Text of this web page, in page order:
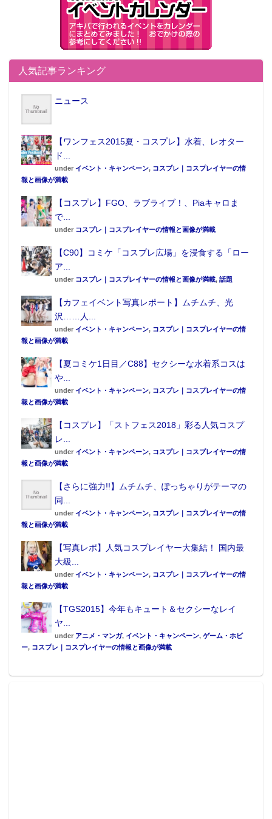
人気記事ランキング
ニュース
【ワンフェス2015夏・コスプレ】水着、レオター
ド...
under イベント・キャンペーン, コスプレ｜コスプレイヤーの情
報と画像が満載
【コスプレ】FGO、ラブライブ！、Piaキャロま
で...
under コスプレ｜コスプレイヤーの情報と画像が満載
【C90】コミケ「コスプレ広場」を浸食する「ロー
ア...
under コスプレ｜コスプレイヤーの情報と画像が満載, 話題
【カフェイベント写真レポート】ムチムチ、光
沢……人...
under イベント・キャンペーン, コスプレ｜コスプレイヤーの情
報と画像が満載
【夏コミケ1日目／C88】セクシーな水着系コスは
や...
under イベント・キャンペーン, コスプレ｜コスプレイヤーの情
報と画像が満載
【コスプレ】「ストフェス2018」彩る人気コスプ
レ...
under イベント・キャンペーン, コスプレ｜コスプレイヤーの情
報と画像が満載
【さらに強力!!】ムチムチ、ぽっちゃりがテーマの
同...
under イベント・キャンペーン, コスプレ｜コスプレイヤーの情
報と画像が満載
【写真レポ】人気コスプレイヤー大集結！ 国内最
大級...
under イベント・キャンペーン, コスプレ｜コスプレイヤーの情
報と画像が満載
【TGS2015】今年もキュート＆セクシーなレイ
ヤ...
under アニメ・マンガ, イベント・キャンペーン, ゲーム・ホビ
ー, コスプレ｜コスプレイヤーの情報と画像が満載